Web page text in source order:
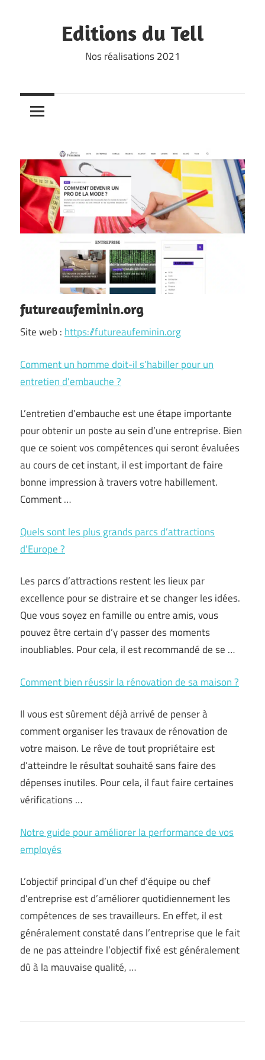
Editions du Tell
Nos réalisations 2021
futureaufeminin.org
Site web : https://futureaufeminin.org
Comment un homme doit-il s’habiller pour un
entretien d’embauche ?
L’entretien d’embauche est une étape importante
pour obtenir un poste au sein d’une entreprise. Bien
que ce soient vos compétences qui seront évaluées
au cours de cet instant, il est important de faire
bonne impression à travers votre habillement.
Comment …
Quels sont les plus grands parcs d’attractions
d’Europe ?
Les parcs d’attractions restent les lieux par
excellence pour se distraire et se changer les idées.
Que vous soyez en famille ou entre amis, vous
pouvez être certain d’y passer des moments
inoubliables. Pour cela, il est recommandé de se …
Comment bien réussir la rénovation de sa maison ?
Il vous est sûrement déjà arrivé de penser à
comment organiser les travaux de rénovation de
votre maison. Le rêve de tout propriétaire est
d’atteindre le résultat souhaité sans faire des
dépenses inutiles. Pour cela, il faut faire certaines
vérifications …
Notre guide pour améliorer la performance de vos
employés
L’objectif principal d’un chef d’équipe ou chef
d’entreprise est d’améliorer quotidiennement les
compétences de ses travailleurs. En effet, il est
généralement constaté dans l’entreprise que le fait
de ne pas atteindre l’objectif fixé est généralement
dû à la mauvaise qualité, …